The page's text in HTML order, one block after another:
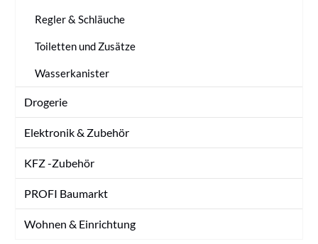
Regler & Schläuche
Toiletten und Zusätze
Wasserkanister
Drogerie
Elektronik & Zubehör
KFZ -Zubehör
PROFI Baumarkt
Wohnen & Einrichtung